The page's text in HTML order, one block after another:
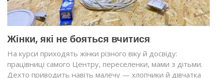
Жінки, які не бояться вчитися
На курси приходять жінки різного віку й досвіду:
працівниці самого Центру, переселенки, мами з дітьми.
Дехто приводить навіть малечу — хлопчики й дівчатка